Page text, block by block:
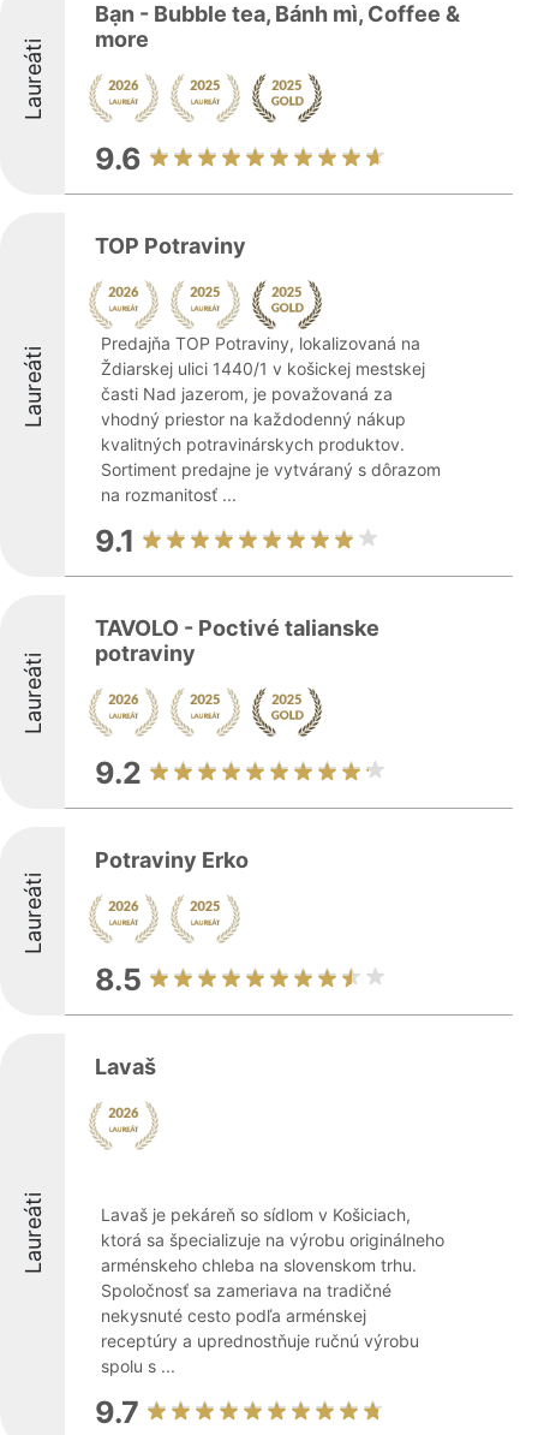
Laureáti
Bạn - Bubble tea, Bánh mì, Coffee &
more
9.6
Laureáti
TOP Potraviny
Predajňa TOP Potraviny, lokalizovaná na
Ždiarskej ulici 1440/1 v košickej mestskej
časti Nad jazerom, je považovaná za
vhodný priestor na každodenný nákup
kvalitných potravinárskych produktov.
Sortiment predajne je vytváraný s dôrazom
na rozmanitosť ...
9.1
Laureáti
TAVOLO - Poctivé talianske
potraviny
9.2
Laureáti
Potraviny Erko
8.5
Laureáti
Lavaš
Lavaš je pekáreň so sídlom v Košiciach,
ktorá sa špecializuje na výrobu originálneho
arménskeho chleba na slovenskom trhu.
Spoločnosť sa zameriava na tradičné
nekysnuté cesto podľa arménskej
receptúry a uprednostňuje ručnú výrobu
spolu s ...
9.7